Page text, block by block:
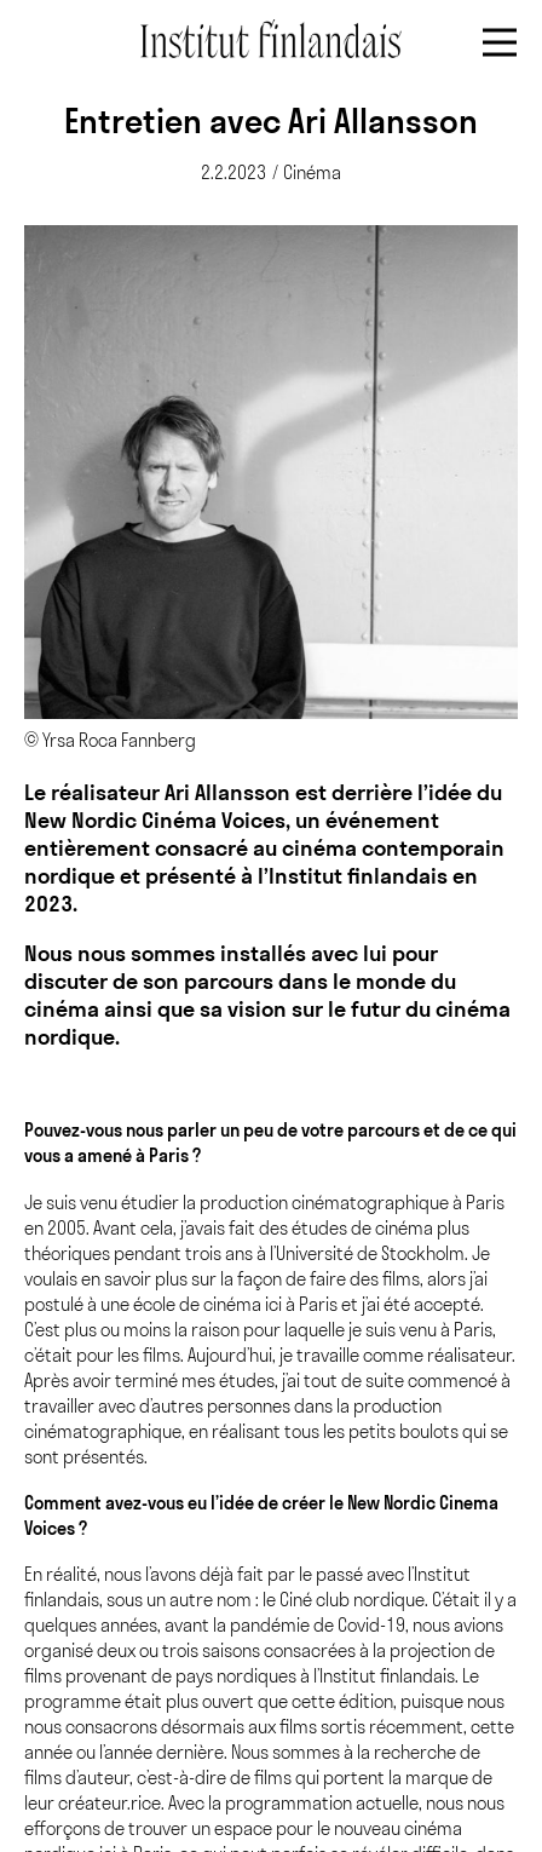
Entretien avec Ari Allansson
2.2.2023 / Cinéma
© Yrsa Roca Fannberg
Le réalisateur Ari Allansson est derrière l’idée du
New Nordic Cinéma Voices, un événement
entièrement consacré au cinéma contemporain
nordique et présenté à l’Institut finlandais en
2023.
Nous nous sommes installés avec lui pour
discuter de son parcours dans le monde du
cinéma ainsi que sa vision sur le futur du cinéma
nordique.
Pouvez-vous nous parler un peu de votre parcours et de ce qui
vous a amené à Paris ?
Je suis venu étudier la production cinématographique à Paris
en 2005. Avant cela, j’avais fait des études de cinéma plus
théoriques pendant trois ans à l’Université de Stockholm. Je
voulais en savoir plus sur la façon de faire des films, alors j’ai
postulé à une école de cinéma ici à Paris et j’ai été accepté.
C’est plus ou moins la raison pour laquelle je suis venu à Paris,
c’était pour les films. Aujourd’hui, je travaille comme réalisateur.
Après avoir terminé mes études, j’ai tout de suite commencé à
travailler avec d’autres personnes dans la production
cinématographique, en réalisant tous les petits boulots qui se
sont présentés.
Comment avez-vous eu l’idée de créer le New Nordic Cinema
Voices ?
En réalité, nous l’avons déjà fait par le passé avec l’Institut
finlandais, sous un autre nom : le Ciné club nordique. C’était il y a
quelques années, avant la pandémie de Covid-19, nous avions
organisé deux ou trois saisons consacrées à la projection de
films provenant de pays nordiques à l’Institut finlandais. Le
programme était plus ouvert que cette édition, puisque nous
nous consacrons désormais aux films sortis récemment, cette
année ou l’année dernière. Nous sommes à la recherche de
films d’auteur, c’est-à-dire de films qui portent la marque de
leur créateur.rice. Avec la programmation actuelle, nous nous
efforçons de trouver un espace pour le nouveau cinéma